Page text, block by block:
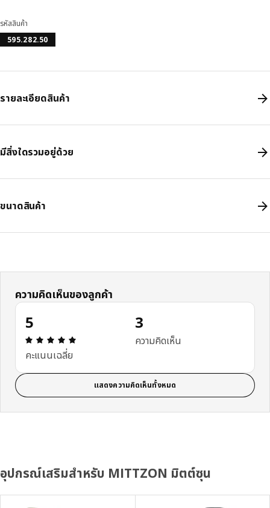
รหัสสินค้า
595.282.50
รายละเอียดสินค้า
มีสิ่งใดรวมอยู่ด้วย
ขนาดสินค้า
ความคิดเห็นของลูกค้า
5
ความคิดเห็น: 5 จาก 5 ดาว รีวิวทั้งหมด: 3
คะแนนเฉลี่ย
3
ความคิดเห็น
แสดงความคิดเห็นทั้งหมด
อุปกรณ์เสริมสำหรับ MITTZON มิตต์ซุน